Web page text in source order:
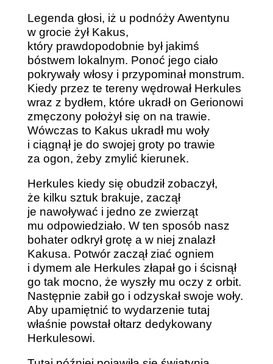
Legenda głosi, iż u podnóży Awentynu
w grocie żył Kakus,
który prawdopodobnie był jakimś
bóstwem lokalnym. Ponoć jego ciało
pokrywały włosy i przypominał monstrum.
Kiedy przez te tereny wędrował Herkules
wraz z bydłem, które ukradł on Gerionowi
zmęczony położył się on na trawie.
Wówczas to Kakus ukradł mu woły
i ciągnął je do swojej groty po trawie
za ogon, żeby zmylić kierunek.
Herkules kiedy się obudził zobaczył,
że kilku sztuk brakuje, zaczął
je nawoływać i jedno ze zwierząt
mu odpowiedziało. W ten sposób nasz
bohater odkrył grotę a w niej znalazł
Kakusa. Potwór zaczął ziać ogniem
i dymem ale Herkules złapał go i ścisnął
go tak mocno, że wyszły mu oczy z orbit.
Następnie zabił go i odzyskał swoje woły.
Aby upamiętnić to wydarzenie tutaj
właśnie powstał ołtarz dedykowany
Herkulesowi.